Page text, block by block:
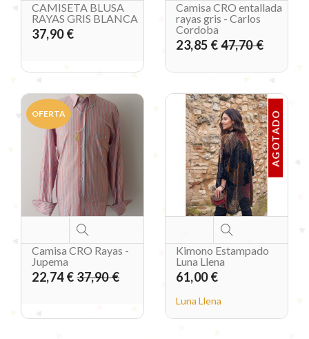
CAMISETA BLUSA
RAYAS GRIS BLANCA
37,90 €
Camisa CRO entallada
rayas gris - Carlos
Cordoba
23,85 €47,70 €
OFERTA
Camisa CRO Rayas -
Jupema
22,74 €37,90 €
AGOTADO
Kimono Estampado
Luna Llena
61,00 €
Luna Llena